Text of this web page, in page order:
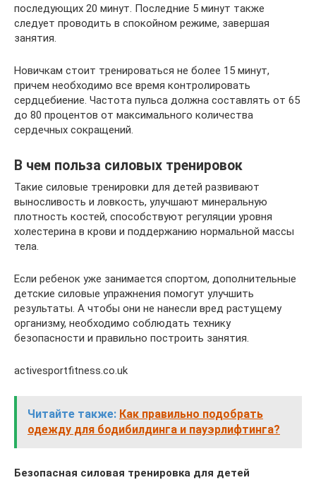
последующих 20 минут. Последние 5 минут также
следует проводить в спокойном режиме, завершая
занятия.
Новичкам стоит тренироваться не более 15 минут,
причем необходимо все время контролировать
сердцебиение. Частота пульса должна составлять от 65
до 80 процентов от максимального количества
сердечных сокращений.
В чем польза силовых тренировок
Такие силовые тренировки для детей развивают
выносливость и ловкость, улучшают минеральную
плотность костей, способствуют регуляции уровня
холестерина в крови и поддержанию нормальной массы
тела.
Если ребенок уже занимается спортом, дополнительные
детские силовые упражнения помогут улучшить
результаты. А чтобы они не нанесли вред растущему
организму, необходимо соблюдать технику
безопасности и правильно построить занятия.
activesportfitness.co.uk
Читайте также: Как правильно подобрать
одежду для бодибилдинга и пауэрлифтинга?
Безопасная силовая тренировка для детей